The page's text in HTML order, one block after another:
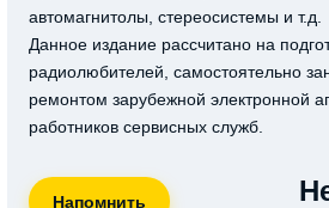
автомагнитолы, стереосистемы и т.д.
Данное издание рассчитано на
радиолюбителей, самостоятельно
ремонтом зарубежной электронной
работников сервисных служб.